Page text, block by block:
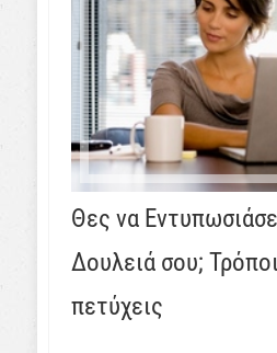
Θες να
Δουλειά σου;
πετύχεις